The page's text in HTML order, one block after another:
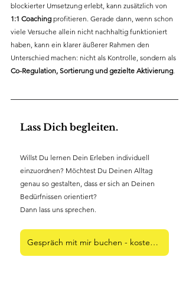
blockierter Umsetzung erlebt, kann zusätzlich von
1:1 Coaching profitieren. Gerade dann, wenn schon
viele Versuche allein nicht nachhaltig funktioniert
haben, kann ein klarer äußerer Rahmen den
Unterschied machen: nicht als Kontrolle, sondern als
Co-Regulation, Sortierung und gezielte Aktivierung
Lass Dich begleiten.
Willst Du lernen Dein Erleben individuell
einzuordnen? Möchtest Du Deinen Alltag
genau so gestalten, dass er sich an Deinen
Bedürfnissen orientiert?
Dann lass uns sprechen.
Gespräch mit mir buchen - kostenlos 30min.